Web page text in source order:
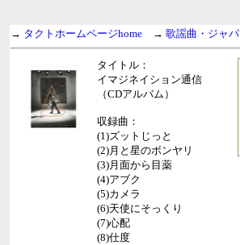
→ タクトホームページhome → 歌謡曲・ジャ
タイトル：
イマジネイション通信
（CDアルバム）
収録曲：
(1)ズットじっと
(2)月と星のボンヤリ
(3)月面から目薬
(4)アブク
(5)カメラ
(6)天使にそっくり
(7)心配
(8)仕度